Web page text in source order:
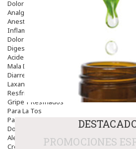
Dolor E Inflamación
Analgésicos
Anestésicos
Inflamación Articulaciones
Dolor Muscular / Articular
Digestivo
Acidez, Gases Y Ardores
Mala Digestion
Diarrea / Estreñimiento / Vómitos
Laxantes
Resfriados
Gripe Y Resfriados
Para La Tos
Para Descongestionar La Nariz
Dolor De Garganta
Alergias Y Picaduras
Cremas
PROMOCIONES